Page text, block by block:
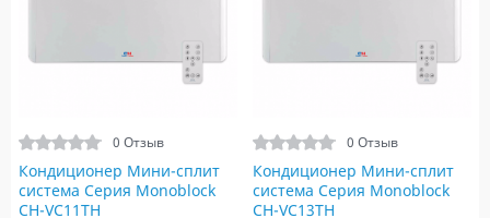
0 Отзыв
Кондиционер Мини-сплит
система Серия Monoblock
CH-VC11TH
0 Отзыв
Кондиционер Мини-сплит
система Серия Monoblock
CH-VC13TH